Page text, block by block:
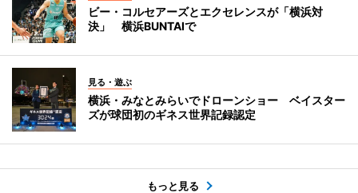
ビー・コルセアーズとエクセレンスが「横浜対
決」 横浜BUNTAIで
見る・遊ぶ
横浜・みなとみらいでドローンショー ベイスター
ズが球団初のギネス世界記録認定
もっと見る